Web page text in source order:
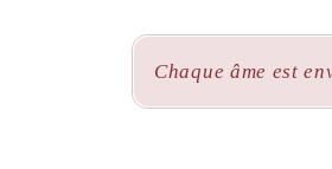
Chaque âme est